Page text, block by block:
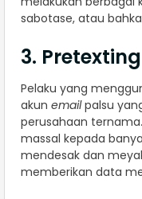
sabotase, atau
3. Pretexting​​
Pelaku yang
akun emailpalsu
perusahaan
massal kepada
mendesak dan
memberikan data